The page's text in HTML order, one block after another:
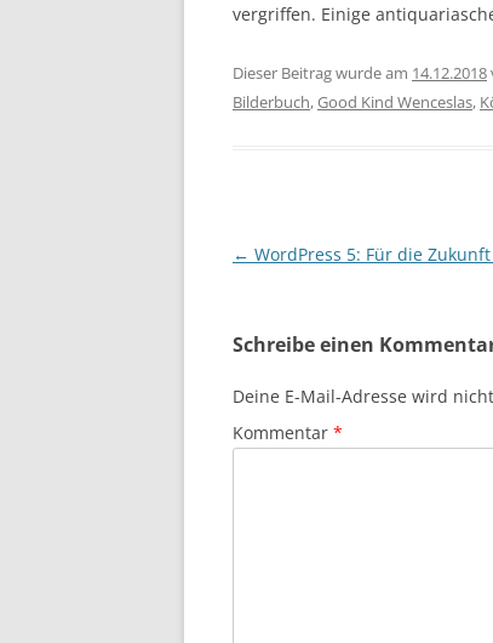
vergriffen. Einige
Dieser Beitrag wurde am 14.12.2018
Bilderbuch,Good Kind Wenceslas,
Beitragsnavigation
← WordPress 5: Für die
Schreibe einen
Deine E-Mail-Adresse wird
Kommentar *